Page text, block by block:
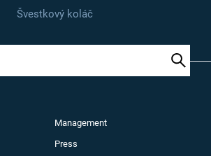
Švestkový koláč
Management
Press